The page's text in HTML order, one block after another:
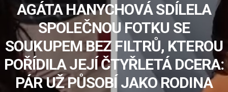
AGÁTA HANYCHOVÁ SDÍLELA
SPOLEČNOU FOTKU SE
SOUKUPEM BEZ FILTRŮ, KTEROU
POŘÍDILA JEJÍ ČTYŘLETÁ DCERA:
PÁR UŽ PŮSOBÍ JAKO RODINA